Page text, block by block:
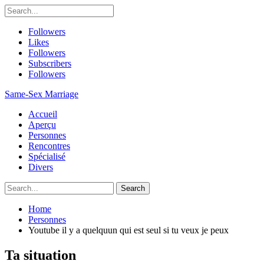
Followers
Likes
Followers
Subscribers
Followers
Same-Sex Marriage
Accueil
Aperçu
Personnes
Rencontres
Spécialisé
Divers
Home
Personnes
Youtube il y a quelquun qui est seul si tu veux je peux
Ta situation